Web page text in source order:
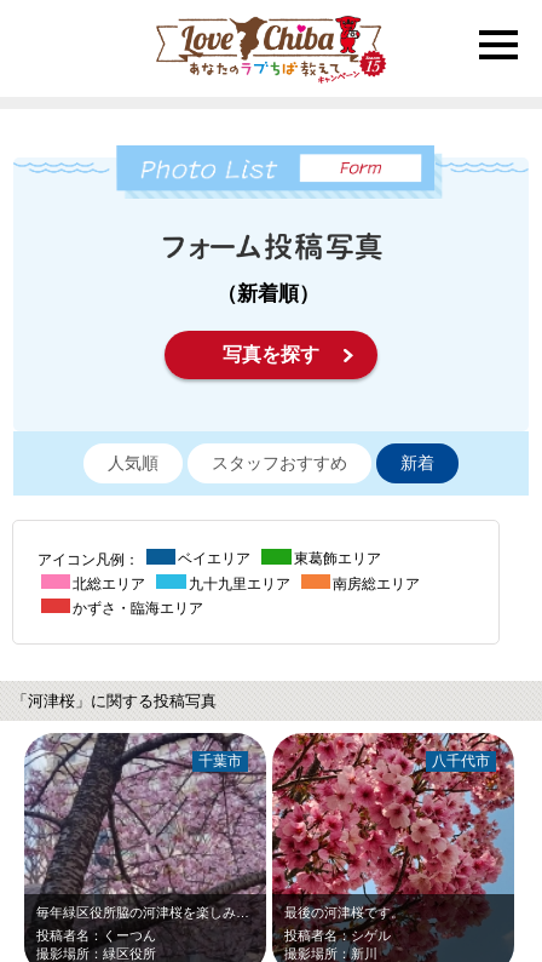
toggle
（新着順）
写真を探す
人気順 スタッフおすすめ 新着
アイコン凡例： ベイエリア
東葛飾エリア
北総エリア
九十九里エリア
南房総エリア
かずさ・臨海エリア
「河津桜」に関する投稿写真
毎年緑区役所脇の河津桜を楽しみににしています。ここの桜が咲くと春を感じます。
投稿者名：くーつん
撮影場所：緑区役所
千葉市
最後の河津桜です。
投稿者名：シゲル
撮影場所：新川
八千代市